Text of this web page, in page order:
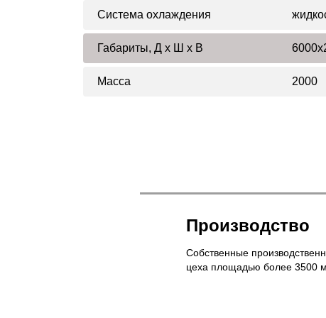
Система охлаждения
Габариты, Д x Ш x В
Масса 2000
Производство
Собственные
цеха площадью более 3500